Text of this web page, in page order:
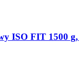
ISO FIT 1500